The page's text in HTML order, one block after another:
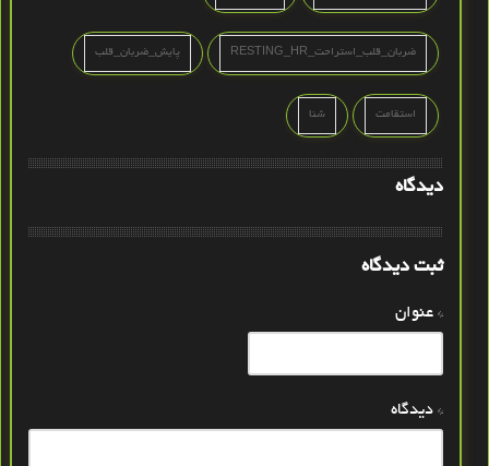
ضربان_قلب_استراحت_RESTING_HR پایش_ضربان_قلب
استقامت شنا
دیدگاه
ثبت دیدگاه
* عنوان
* دیدگاه